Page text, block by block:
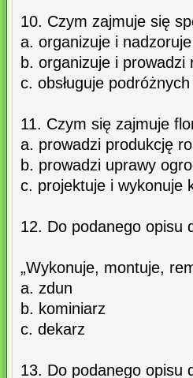
10. Czym zajmuje się
a. organizuje i
b. organizuje i prowadzi
c. obsługuje
11. Czym się zajmuje
a. prowadzi produkcję
b. prowadzi uprawy
c. projektuje i wykonuje
12. Do podanego opisu
„Wykonuje, montuje,
a. zdun
b. kominiarz
c. dekarz
13. Do podanego opisu